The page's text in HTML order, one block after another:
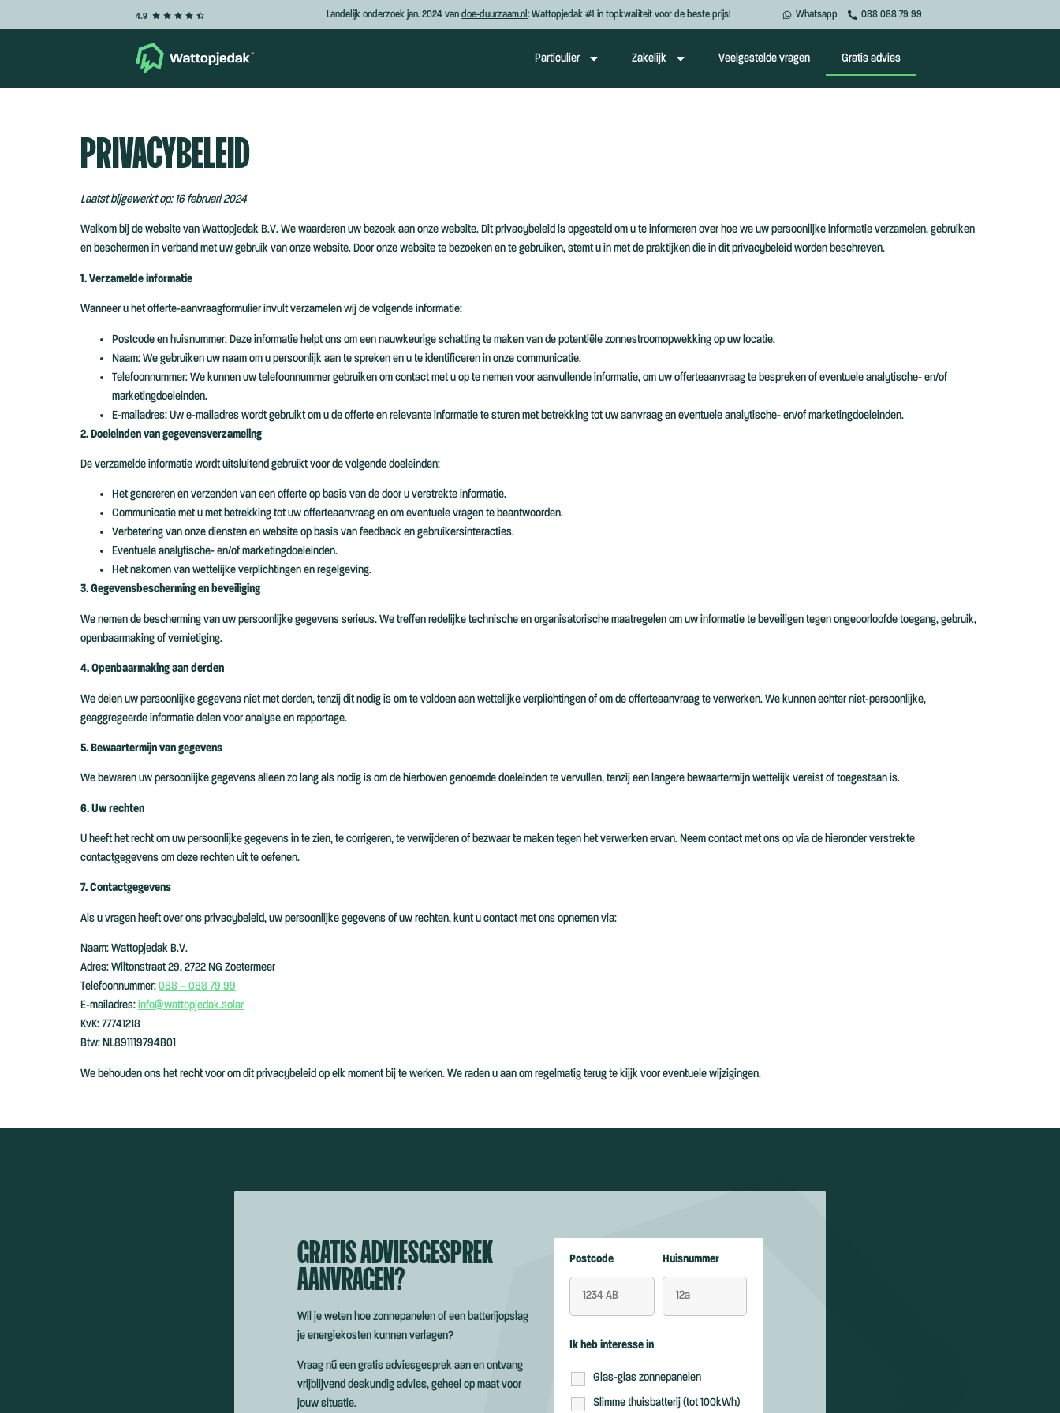
4.9 Landelijk onderzoek jan. 2024 vandoe-duurzaam.nl: Wattopjedak #1 in topkwaliteit voor de beste prijs! Whatsapp 088 088 79 99
Particulier Zakelijk Veelgestelde vragen Gratis advies
PRIVACYBELEID
Laatst bijgewerkt op: 16 februari 2024
Welkom bij de website van Wattopjedak B.V. We waarderen uw bezoek aan onze website. Dit privacybeleid is opgesteld om u te informeren over hoe we uw persoonlijke informatie verzamelen, gebruiken
en beschermen in verband met uw gebruik van onze website. Door onze website te bezoeken en te gebruiken, stemt u in met de praktijken die in dit privacybeleid worden beschreven.
1. Verzamelde informatie
Wanneer u het offerte-aanvraagformulier invult verzamelen wij de volgende informatie:
Postcode en huisnummer: Deze informatie helpt ons om een nauwkeurige schatting te maken van de potentiële zonnestroomopwekking op uw locatie.
Naam: We gebruiken uw naam om u persoonlijk aan te spreken en u te identificeren in onze communicatie.
Telefoonnummer: We kunnen uw telefoonnummer gebruiken om contact met u op te nemen voor aanvullende informatie, om uw offerteaanvraag te bespreken of eventuele analytische- en/of
marketingdoeleinden.
E-mailadres: Uw e-mailadres wordt gebruikt om u de offerte en relevante informatie te sturen met betrekking tot uw aanvraag en eventuele analytische- en/of marketingdoeleinden.
2. Doeleinden van gegevensverzameling
De verzamelde informatie wordt uitsluitend gebruikt voor de volgende doeleinden:
Het genereren en verzenden van een offerte op basis van de door u verstrekte informatie.
Communicatie met u met betrekking tot uw offerteaanvraag en om eventuele vragen te beantwoorden.
Verbetering van onze diensten en website op basis van feedback en gebruikersinteracties.
Eventuele analytische- en/of marketingdoeleinden.
Het nakomen van wettelijke verplichtingen en regelgeving.
3. Gegevensbescherming en beveiliging
We nemen de bescherming van uw persoonlijke gegevens serieus. We treffen redelijke technische en organisatorische maatregelen om uw informatie te beveiligen tegen ongeoorloofde toegang, gebruik,
openbaarmaking of vernietiging.
4. Openbaarmaking aan derden
We delen uw persoonlijke gegevens niet met derden, tenzij dit nodig is om te voldoen aan wettelijke verplichtingen of om de offerteaanvraag te verwerken. We kunnen echter niet-persoonlijke,
geaggregeerde informatie delen voor analyse en rapportage.
5. Bewaartermijn van gegevens
We bewaren uw persoonlijke gegevens alleen zo lang als nodig is om de hierboven genoemde doeleinden te vervullen, tenzij een langere bewaartermijn wettelijk vereist of toegestaan is.
6. Uw rechten
U heeft het recht om uw persoonlijke gegevens in te zien, te corrigeren, te verwijderen of bezwaar te maken tegen het verwerken ervan. Neem contact met ons op via de hieronder verstrekte
contactgegevens om deze rechten uit te oefenen.
7. Contactgegevens
Als u vragen heeft over ons privacybeleid, uw persoonlijke gegevens of uw rechten, kunt u contact met ons opnemen via:
Naam: Wattopjedak B.V.
Adres: Wiltonstraat 29, 2722 NG Zoetermeer
Telefoonnummer:088 – 088 79 99
E-mailadres:info@wattopjedak.solar
KvK: 77741218
Btw: NL891119794B01
We behouden ons het recht voor om dit privacybeleid op elk moment bij te werken. We raden u aan om regelmatig terug te kijjk voor eventuele wijzigingen.
GRATIS ADVIESGESPREK
AANVRAGEN?
Wil je weten hoe zonnepanelen of een batterijopslag
je energiekosten kunnen verlagen?
Vraag nú een gratis adviesgesprek aan en ontvang
vrijblijvend deskundig advies, geheel op maat voor
jouw situatie.
Postcode Huisnummer
Ik heb interesse in
Glas-glas zonnepanelen
Slimme thuisbatterij (tot 100kWh)